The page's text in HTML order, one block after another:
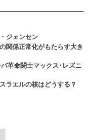
ジェンセン
関係正常化がもたらす大き
革命闘士マックス･レズニ
ラエルの核はどうする？